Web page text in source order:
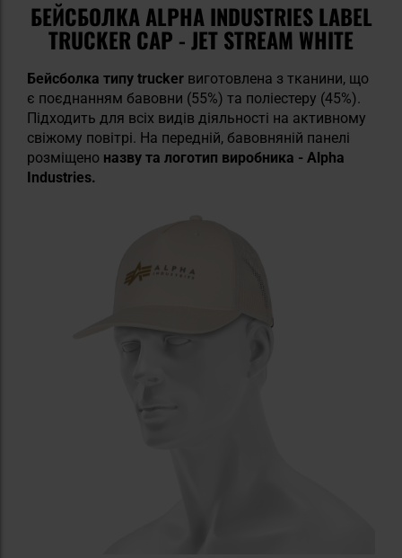
БЕЙСБОЛКА ALPHA INDUSTRIES LABEL
TRUCKER CAP - JET STREAM WHITE
Бейсболка типу trucker виготовлена з тканини, що
є поєднанням бавовни (55%) та поліестеру (45%).
Підходить для всіх видів діяльності на активному
свіжому повітрі. На передній, бавовняній панелі
розміщено назву та логотип виробника - Alpha
Industries.